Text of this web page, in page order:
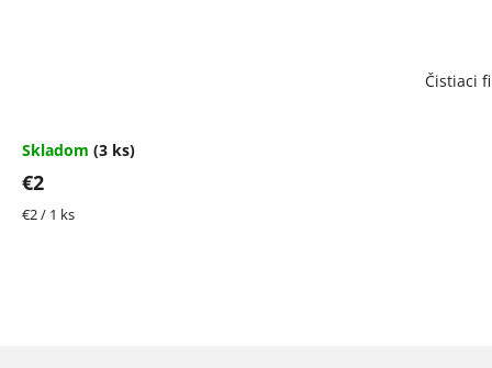
Čistiaci
Skladom (3 ks)
€2
Jednotková
€2 / 1 ks